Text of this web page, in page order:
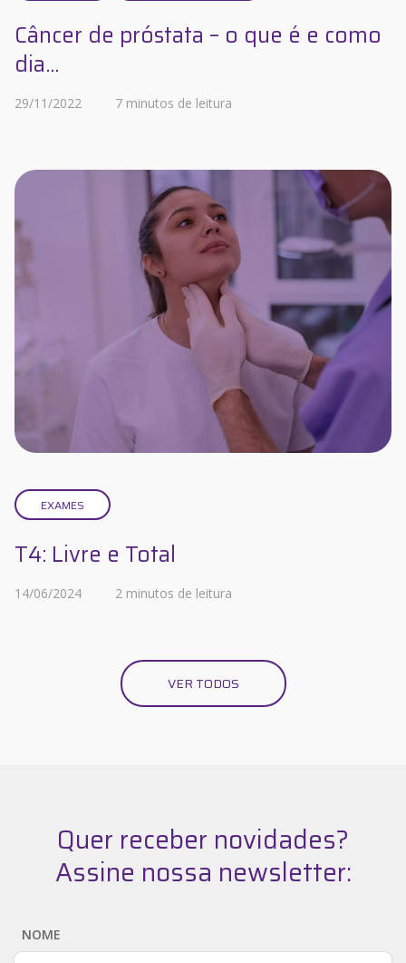
Câncer de próstata – o que é e como
dia...
29/11/2022 7 minutos de leitura
EXAMES
T4: Livre e Total
14/06/2024 2 minutos de leitura
VER TODOS
Quer receber novidades?
Assine nossa newsletter:
NOME